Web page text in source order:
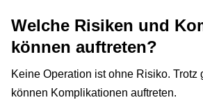
Welche Risiken und
können auftreten?
Keine Operation ist ohne Risiko. Trotz
können Komplikationen auftreten.